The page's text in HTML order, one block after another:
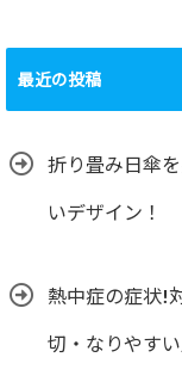
最近の投稿
折り畳み日傘
いデザイン！
熱中症の症状!
切・なりやす